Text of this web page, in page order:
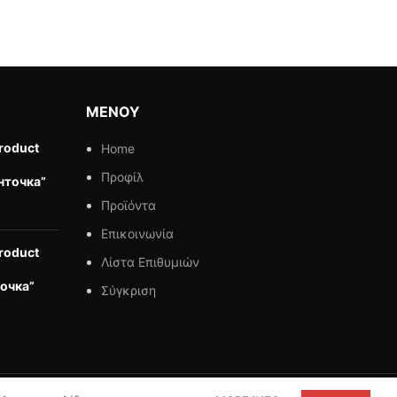
ΜΕΝΟΥ
Home
Προφίλ
Προϊόντα
Επικοινωνία
Λίστα Επιθυμιών
Σύγκριση